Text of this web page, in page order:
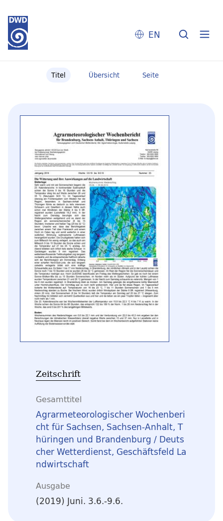
EN
Titel Übersicht Seite
Zeitschrift
Gesamttitel
Agrarmeteorologischer Wochenberi
cht für Sachsen, Sachsen-Anhalt, T
hüringen und Brandenburg / Deuts
cher Wetterdienst, Geschäftsfeld La
ndwirtschaft
Ausgabe
(2019) Juni. 3.6.-9.6.